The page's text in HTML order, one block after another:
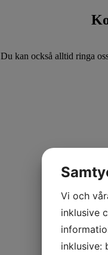
Du kan också alltid ringa
Vi och
inklusive
inklusive: